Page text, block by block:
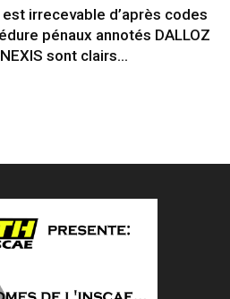
irrecevable d’après codes
pénaux annotés DALLOZ
sont clairs...